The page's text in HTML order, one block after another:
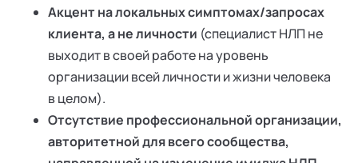
Акцент на локальных симптомах/запросах
клиента, а не личности (специалист НЛП не
выходит в своей работе на уровень
организации всей личности и жизни человека
в целом).
Отсутствие профессиональной организации,
авторитетной для всего сообщества,